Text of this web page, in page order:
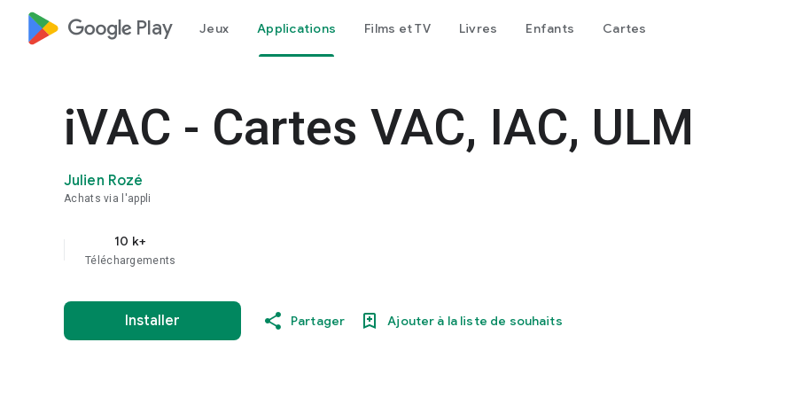
google_logo Play Jeux Applications Films et TV Livres Enfants Cartes
iVAC - Cartes VAC, IAC, ULM
Julien Rozé
Achats via l'appli
10 k+
Téléchargements
Installer Partager Ajouter à la liste de souhaits